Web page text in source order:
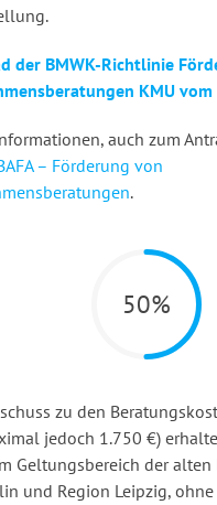
der BMWK-Richtlinie
KMU
auch zum
– Förderung von
.
50%
zu den
jedoch 1.750 €)
Geltungsbereich der
und Region Leipzig,